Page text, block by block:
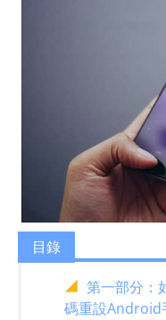
目錄
第一部分：
碼重設Android